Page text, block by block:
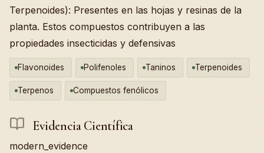
Terpenoides): Presentes en las hojas y resinas de la
planta. Estos compuestos contribuyen a las
propiedades insecticidas y defensivas
Flavonoides Polifenoles Taninos Terpenoides
Terpenos Compuestos fenólicos
Evidencia Científica
modern_evidence